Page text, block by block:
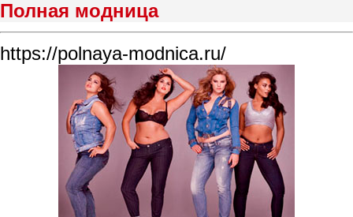
Полная модница
https://polnaya-modnica.ru/